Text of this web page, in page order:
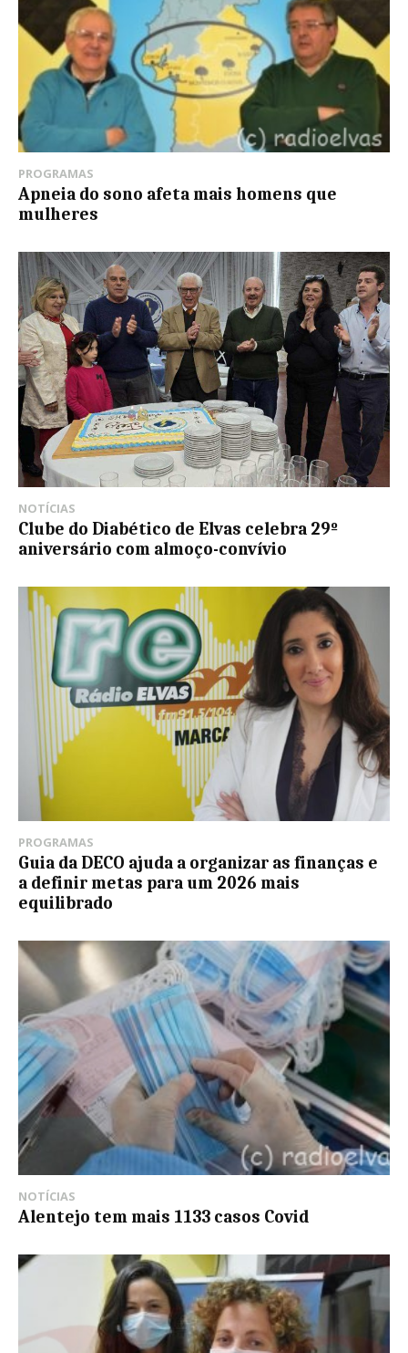
PROGRAMAS
Apneia do sono afeta mais homens que
mulheres
NOTÍCIAS
Clube do Diabético de Elvas celebra 29º
aniversário com almoço-convívio
PROGRAMAS
Guia da DECO ajuda a organizar as finanças e
a definir metas para um 2026 mais
equilibrado
NOTÍCIAS
Alentejo tem mais 1133 casos Covid